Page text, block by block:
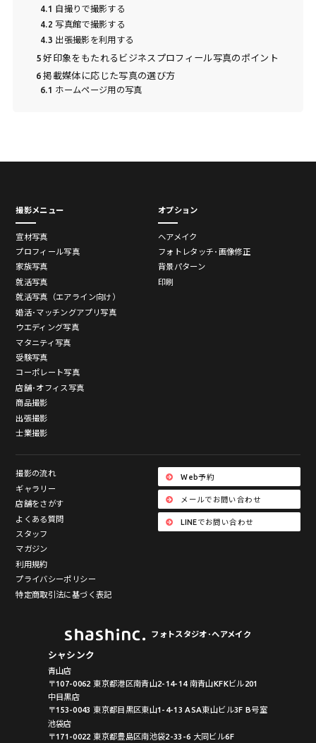
4.1 自撮りで撮影する
4.2 写真館で撮影する
4.3 出張撮影を利用する
5 好印象をもたれるビジネスプロフィール写真のポイント
6 掲載媒体に応じた写真の選び方
6.1 ホームページ用の写真
撮影メニュー
宣材写真
プロフィール写真
家族写真
就活写真
就活写真（エアライン向け）
婚活･マッチングアプリ写真
ウエディング写真
マタニティ写真
受験写真
コーポレート写真
店舗･オフィス写真
商品撮影
出張撮影
士業撮影
オプション
ヘアメイク
フォトレタッチ･画像修正
背景パターン
印刷
撮影の流れ
ギャラリー
店舗をさがす
よくある質問
スタッフ
マガジン
利用規約
プライバシーポリシー
特定商取引法に基づく表記
Web予約
メールでお問い合わせ
LINEでお問い合わせ
フォトスタジオ･ヘアメイク
シャシンク
青山店
〒107-0062 東京都港区南青山2-14-14 南青山KFKビル201
中目黒店
〒153-0043 東京都目黒区東山1-4-13 ASA東山ビル3F B号室
池袋店
〒171-0022 東京都豊島区南池袋2-33-6 大同ビル6F